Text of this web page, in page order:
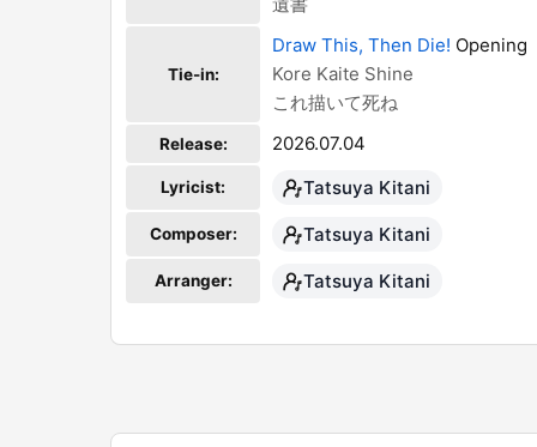
Tie-in:
Draw This, Then Die! Opening
Kore Kaite Shine
これ描いて死ね
Release: 2026.07.04
Lyricist: Tatsuya Kitani
Composer: Tatsuya Kitani
Arranger: Tatsuya Kitani